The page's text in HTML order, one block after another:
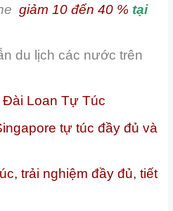
giảm 10 đến 40 % tại
du lịch các nước trên
Loan Tự Túc
tự túc đầy đủ và
trải nghiệm đầy đủ, tiết